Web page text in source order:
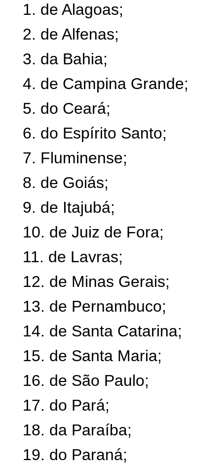
1. de Alagoas;
2. de Alfenas;
3. da Bahia;
4. de Campina Grande;
5. do Ceará;
6. do Espírito Santo;
7. Fluminense;
8. de Goiás;
9. de Itajubá;
10. de Juiz de Fora;
11. de Lavras;
12. de Minas Gerais;
13. de Pernambuco;
14. de Santa Catarina;
15. de Santa Maria;
16. de São Paulo;
17. do Pará;
18. da Paraíba;
19. do Paraná;